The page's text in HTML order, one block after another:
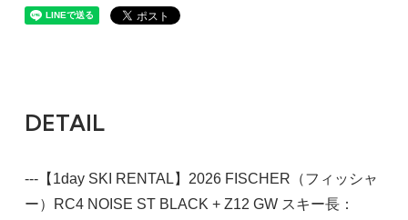
DETAIL
---【1day SKI RENTAL】2026 FISCHER（フィッシャ
ー）RC4 NOISE ST BLACK + Z12 GW スキー長：